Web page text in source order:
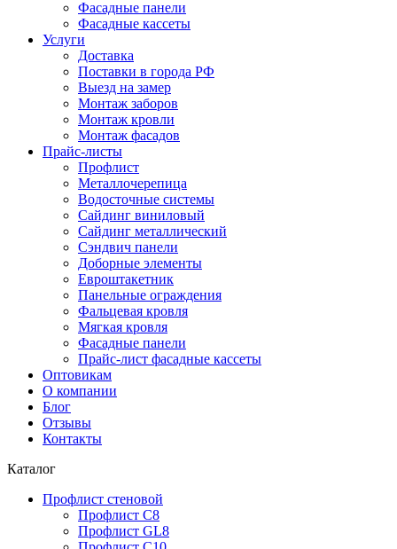
Фасадные панели
Фасадные кассеты
Услуги
Доставка
Поставки в города РФ
Выезд на замер
Монтаж заборов
Монтаж кровли
Монтаж фасадов
Прайс-листы
Профлист
Металлочерепица
Водосточные системы
Сайдинг виниловый
Сайдинг металлический
Сэндвич панели
Доборные элементы
Евроштакетник
Панельные ограждения
Фальцевая кровля
Мягкая кровля
Фасадные панели
Прайс-лист фасадные кассеты
Оптовикам
О компании
Блог
Отзывы
Контакты
Каталог
Профлист стеновой
Профлист С8
Профлист GL8